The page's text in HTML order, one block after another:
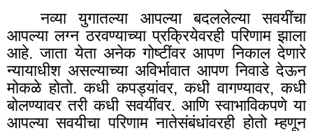
नव्या युगातल्या आपल्या बदललेल्या सवयींचा
आपल्या लग्न ठरवण्याच्या प्रक्रियेवरही परिणाम झाला
आहे. जाता येता अनेक गोष्टींवर आपण निकाल देणारे
न्यायाधीश असल्याच्या अविर्भावात आपण निवाडे देऊन
मोकळे होतो. कधी कपड्यांवर, कधी वागण्यावर, कधी
बोलण्यावर तरी कधी सवयींवर. आणि स्वाभाविकपणे या
आपल्या सवयीचा परिणाम नातेसंबंधांवरही होतो म्हणून